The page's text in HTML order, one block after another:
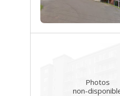
Photos
non-